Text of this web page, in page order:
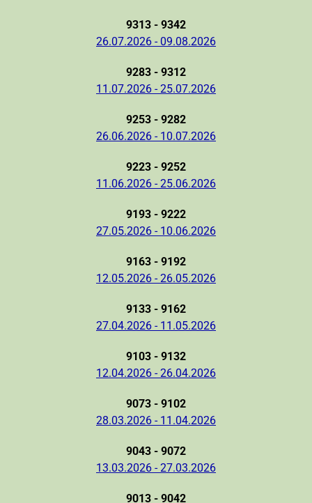
9313 - 9342
26.07.2026 - 09.08.2026
9283 - 9312
11.07.2026 - 25.07.2026
9253 - 9282
26.06.2026 - 10.07.2026
9223 - 9252
11.06.2026 - 25.06.2026
9193 - 9222
27.05.2026 - 10.06.2026
9163 - 9192
12.05.2026 - 26.05.2026
9133 - 9162
27.04.2026 - 11.05.2026
9103 - 9132
12.04.2026 - 26.04.2026
9073 - 9102
28.03.2026 - 11.04.2026
9043 - 9072
13.03.2026 - 27.03.2026
9013 - 9042